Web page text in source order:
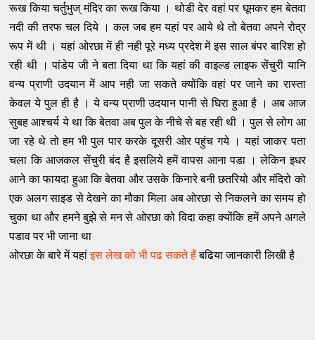
रूख किया चर्तुभुज् मंदिर का रूख किया । थोडी देर वहां पर घूमकर हम बेतवा
नदी की तरफ चल दिये । कल जब हम यहां पर आये थे तो बेतवा अपने रोद्र
रूप में थी । यहां ओरछा में ही नही पूरे मध्य प्रदेश में इस साल बंपर बारिश हो
रही थी । पांडेय जी ने बता दिया था कि यहां की वाइल्ड लाइफ सेंचुरी यानि
वन्य प्राणी उदयान में आप नही जा सकते क्योंकि वहां पर जाने का रास्ता
केवल ये पुल ही है । ये वन्य प्राणी उदयान पानी से घिरा हुआ है । अब आज
सुबह आश्चर्य ये था कि बेतवा अब पुल के नीचे से बह रही थी । पुल से लोग आ
जा रहे थे तो हम भी पुल पार करके दूसरी ओर पहुंच गये । यहां जाकर पता
चला कि आजकल सेंचुरी बंद है इसलिये हमें वापस आना पडा । लेकिन इधर
आने का फायदा हुआ कि बेतवा और उसके किनारे बनी छतरियो और मंदिरो को
एक अलग साइड से देखने का मौका मिला अब ओरछा से निकलने का समय हो
चुका था और हमने बुझे से मन से ओरछा को विदा कहा क्योंकि हमें अपने अगले
पडाव पर भी जाना था
ओरछा के बारे में यहांइस लेख को भी पढ सकते हैंबढिया जानकारी लिखी है